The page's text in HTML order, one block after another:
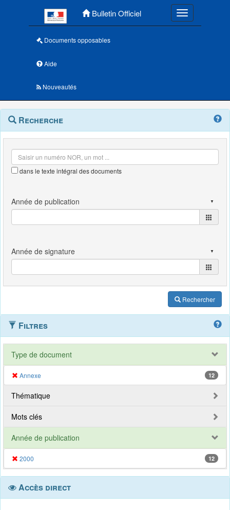
Bulletin Officiel Toggle
Documents opposables
Aide
Nouveautés
Navigation
outils
Menu
contextuel
Recherche
dans le texte intégral des documents
Rechercher
Filtres
Type de document
Annexe 12
Thématique
Mots clés
Année de publication
2000 12
Accès direct